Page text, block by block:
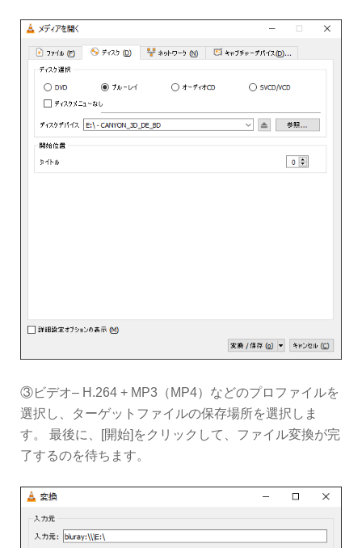
③ビデオ– H.264 + MP3（MP4）などのプロファイルを
選択し、ターゲットファイルの保存場所を選択しま
す。 最後に、[開始]をクリックして、ファイル変換が完
了するのを待ちます。